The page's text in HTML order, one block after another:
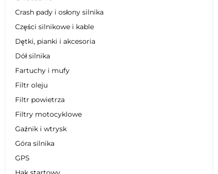
Crash pady i osłony silnika
Części silnikowe i kable
Dętki, pianki i akcesoria
Dół silnika
Fartuchy i mufy
Filtr oleju
Filtr powietrza
Filtry motocyklowe
Gaźnik i wtrysk
Góra silnika
GPS